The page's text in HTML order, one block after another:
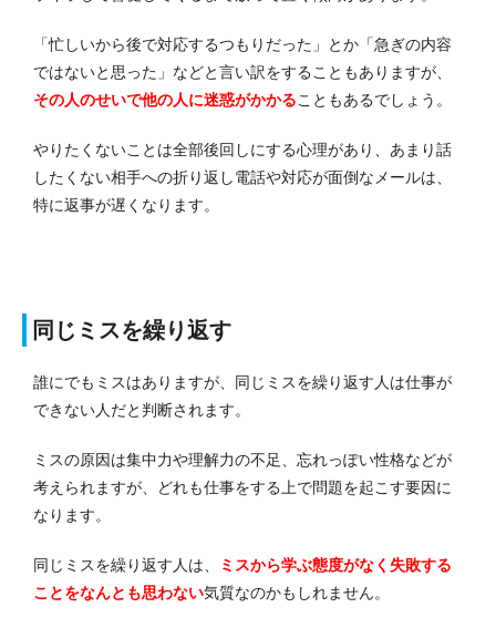
「忙しいから後で対応するつもりだった」とか「急ぎの内容
ではないと思った」などと言い訳をすることもありますが、
その人のせいで他の人に迷惑がかかることもあるでしょう。
やりたくないことは全部後回しにする心理があり、あまり話
したくない相手への折り返し電話や対応が面倒なメールは、
特に返事が遅くなります。
同じミスを繰り返す
誰にでもミスはありますが、同じミスを繰り返す人は仕事が
できない人だと判断されます。
ミスの原因は集中力や理解力の不足、忘れっぽい性格などが
考えられますが、どれも仕事をする上で問題を起こす要因に
なります。
同じミスを繰り返す人は、
ミスから学ぶ態度がなく失敗する
ことをなんとも思わない気質なのかもしれません。